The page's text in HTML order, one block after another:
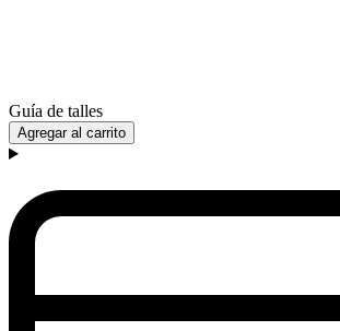
Guía de talles
Agregar al carrito